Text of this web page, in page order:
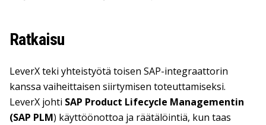
Ratkaisu
LeverX teki yhteistyötä toisen SAP-integraattorin
kanssa vaiheittaisen siirtymisen toteuttamiseksi.
LeverX johti SAP Product Lifecycle Managementin
(SAP PLM) käyttöönottoa ja räätälöintiä, kun taas